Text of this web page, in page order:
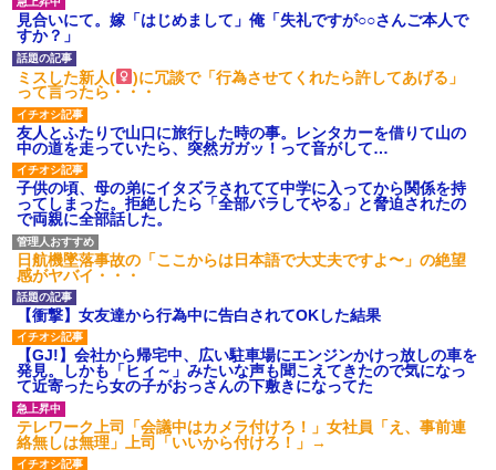
後続車にクラクションを鳴ら
され彼氏が逆切れ。「何クラク
ション鳴らしてんだ！降りてこ
いよ！」と怒鳴りだし...
【衝撃】報酬100万円超の治験
募集がこちらｗｗｗｗｗ(※画像
あり)
【ネット騒然】惨殺されたタ
ワマン頂き女子のこの動画、す
げえええええｗｗｗｗｗｗｗｗ
ｗｗｗ
【愕然】白のクラウン俺氏、
高速道路左車線を制限速度で走
った結果wwwwwwwwwwww
百年の恋12-899 食べた量を
張り合ってくる
【悲報】佐藤輝明・・・２軍
でも盛大にやらかす←あまり悲
しませないでくれ
見合いにて。嫁「はじめまして」俺「失礼ですが○○さんご本人で
すか？」
ミスした新人(
)に冗談で「行為させてくれたら許してあげる」
って言ったら・・・
友人とふたりで山口に旅行した時の事。レンタカーを借りて山の
中の道を走っていたら、突然ガガッ！って音がして…
子供の頃、母の弟にイタズラされてて中学に入ってから関係を持
ってしまった。拒絶したら「全部バラしてやる」と脅迫されたの
で両親に全部話した。
日航機墜落事故の「ここからは日本語で大丈夫ですよ〜」の絶望
感がヤバイ・・・
【衝撃】女友達から行為中に告白されてOKした結果
【GJ!】会社から帰宅中、広い駐車場にエンジンかけっ放しの車を
発見。しかも「ヒィ～」みたいな声も聞こえてきたので気になっ
て近寄ったら女の子がおっさんの下敷きになってた
テレワーク上司「会議中はカメラ付けろ！」女社員「え、事前連
絡無しは無理」上司「いいから付けろ！」→